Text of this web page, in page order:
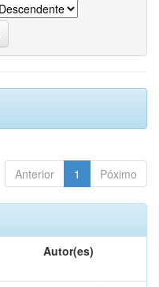
Anterior 1 Póximo
Autor(es)